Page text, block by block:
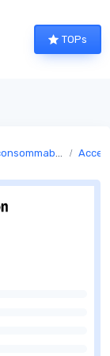
TOPs
fontaines à eau